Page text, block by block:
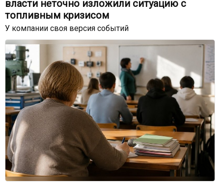
власти неточно изложили ситуацию с
топливным кризисом
У компании своя версия событий